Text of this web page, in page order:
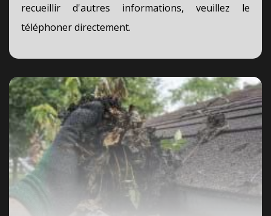
recueillir d'autres informations, veuillez le
téléphoner directement.